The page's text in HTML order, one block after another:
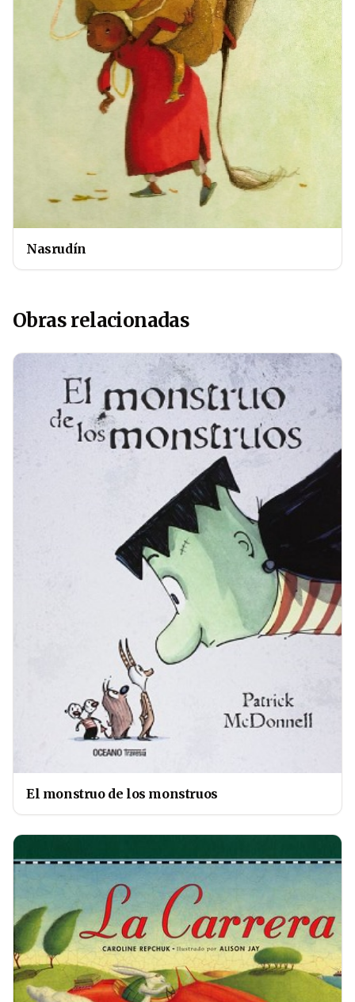
Nasrudín
Obras relacionadas
El monstruo de los monstruos